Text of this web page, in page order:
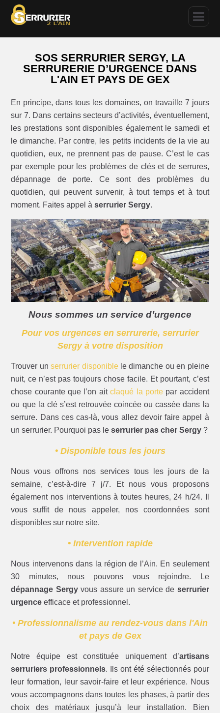
SOS SERRURIER SERGY, LA
SERRURERIE D’URGENCE DANS
L'AIN ET PAYS DE GEX
En principe, dans tous les domaines, on travaille 7 jours
sur 7. Dans certains secteurs d’activités, éventuellement,
les prestations sont disponibles également le samedi et
le dimanche. Par contre, les petits incidents de la vie au
quotidien, eux, ne prennent pas de pause. C’est le cas
par exemple pour les problèmes de clés et de serrures,
dépannage de porte. Ce sont des problèmes du
quotidien, qui peuvent survenir, à tout temps et à tout
moment. Faites appel àserrurier Sergy.
Nous sommes un service d’urgence
Pour vos urgences en serrurerie, serrurier
Sergy à votre disposition
Trouver unserrurier disponiblele dimanche ou en pleine
nuit, ce n’est pas toujours chose facile. Et pourtant, c’est
chose courante que l’on aitclaqué la portepar accident
ou que la clé s’est retrouvée coincée ou cassée dans la
serrure. Dans ces cas-là, vous allez devoir faire appel à
un serrurier. Pourquoi pas leserrurier pas cher Sergy ?
• Disponible tous les jours
Nous vous offrons nos services tous les jours de la
semaine, c’est-à-dire 7 j/7. Et nous vous proposons
également nos interventions à toutes heures, 24 h/24. Il
vous suffit de nous appeler, nos coordonnées sont
disponibles sur notre site.
• Intervention rapide
Nous intervenons dans la région de l’Ain. En seulement
30 minutes, nous pouvons vous rejoindre. Le
dépannage Sergyvous assure un service de serrurier
urgence efficace et professionnel.
• Professionnalisme au rendez-vous dans l'Ain
et pays de Gex
Notre équipe est constituée uniquement d’artisans
serruriers professionnels. Ils ont été sélectionnés pour
leur formation, leur savoir-faire et leur expérience. Nous
vous accompagnons dans toutes les phases, à partir des
choix des matériaux jusqu’à leur installation. Bien